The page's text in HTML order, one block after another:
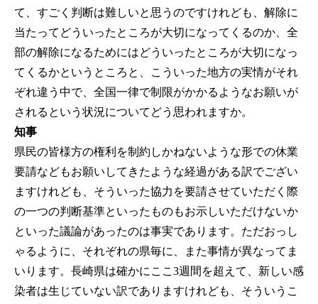
て、すごく判断は難しいと思うのですけれども、解除に
当たってどういったところが大切になってくるのか、全
部の解除になるためにはどういったところが大切になっ
てくるかというところと、こういった地方の実情がそれ
ぞれ違う中で、全国一律で制限がかかるようなお願いが
されるという状況についてどう思われますか。
知事
県民の皆様方の権利を制約しかねないような形での休業
要請などもお願いしてきたような経過がある訳でござい
ますけれども、そういった協力を要請させていただく際
の一つの判断基準といったものもお示しいただけないか
といった議論があったのは事実であります。ただおっし
ゃるように、それぞれの県毎に、また事情が異なってま
いります。長崎県は確かにここ3週間を超えて、新しい感
染者は生じていない訳でありますけれども、そういうこ